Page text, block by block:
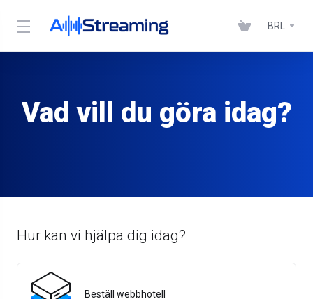
BRL
Vad vill du göra idag?
Hur kan vi hjälpa dig idag?
Beställ webbhotell